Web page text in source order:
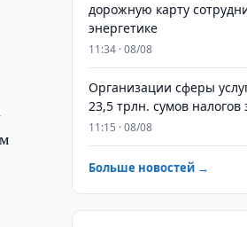
дорожную карту
энергетике
11:34 · 08/08
Организации сферы
23,5 трлн. сумов налогов
11:15 · 08/08
Больше новостей →